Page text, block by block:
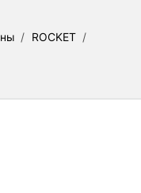
/ ROCKET /